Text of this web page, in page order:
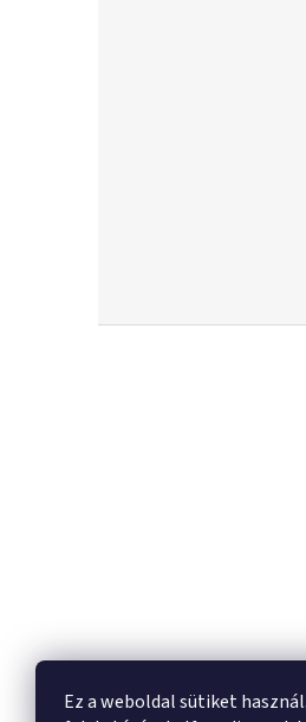
Ez a weboldal sütiket